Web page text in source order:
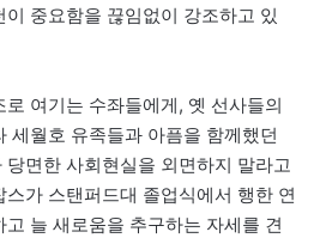
중요함을 끊임없이 강조하고 있
여기는 수좌들에게, 옛 선사들의
세월호 유족들과 아픔을 함께했던
면한 사회현실을 외면하지 말라고
가 스탠퍼드대 졸업식에서 행한 연
늘 새로움을 추구하는 자세를 견